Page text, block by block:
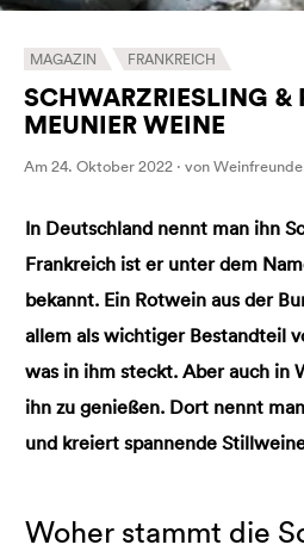
MAGAZIN FRANKREICH
SCHWARZRIESLING &
MEUNIER WEINE
Am 24. Oktober 2022 · von Weinfreunde
In Deutschland nennt man ihn
Frankreich ist er unter dem
bekannt. Ein Rotwein aus der
allem als wichtiger Bestandteil
was in ihm steckt. Aber auch in
ihn zu genießen. Dort nennt
und kreiert spannende
Woher stammt die